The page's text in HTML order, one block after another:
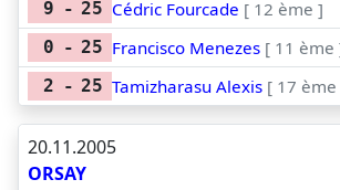
9 - 25 Cédric Fourcade [ 12 ème ]
0 - 25 Francisco Menezes [ 11 ème
2 - 25 Tamizharasu Alexis [ 17 ème
20.11.2005
ORSAY